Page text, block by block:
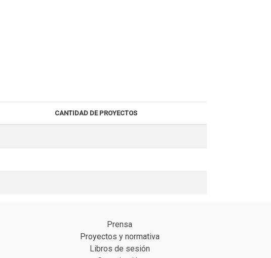
CANTIDAD DE PROYECTOS
Prensa
Proyectos y normativa
Libros de sesión